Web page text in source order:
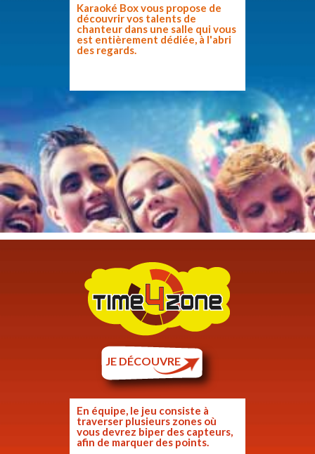
Karaoké Box vous propose de
découvrir vos talents de
chanteur dans une salle qui vous
est entièrement dédiée, à l'abri
des regards.
JE DÉCOUVRE
En équipe, le jeu consiste à
traverser plusieurs zones où
vous devrez biper des capteurs,
afin de marquer des points.